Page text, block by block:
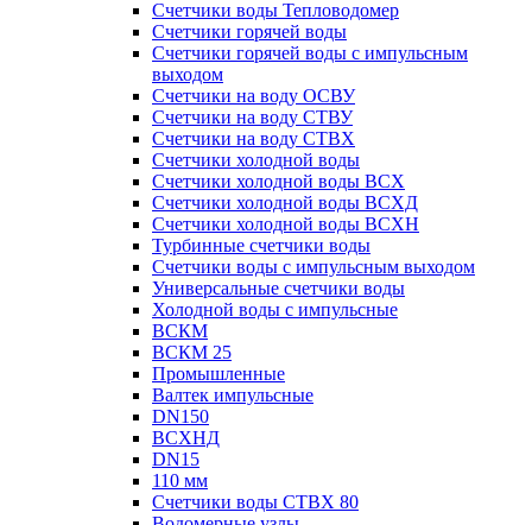
Счетчики воды Тепловодомер
Счетчики горячей воды
Счетчики горячей воды с импульсным
выходом
Счетчики на воду ОСВУ
Счетчики на воду СТВУ
Счетчики на воду СТВХ
Счетчики холодной воды
Счетчики холодной воды ВСХ
Счетчики холодной воды ВСХД
Счетчики холодной воды ВСХН
Турбинные счетчики воды
Счетчики воды с импульсным выходом
Универсальные счетчики воды
Холодной воды с импульсные
ВСКМ
ВСКМ 25
Промышленные
Валтек импульсные
DN150
ВСХНД
DN15
110 мм
Счетчики воды СТВХ 80